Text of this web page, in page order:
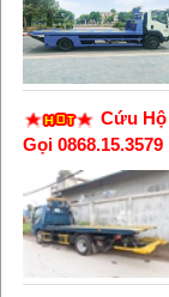
Cứu Hộ
Gọi 0868.15.3579